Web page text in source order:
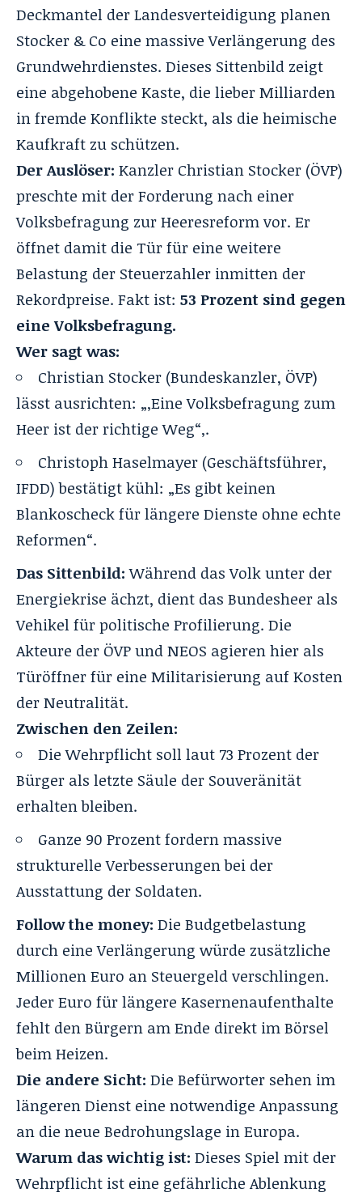
Deckmantel der Landesverteidigung planen
Stocker & Co eine massive Verlängerung des
Grundwehrdienstes. Dieses Sittenbild zeigt
eine abgehobene Kaste, die lieber Milliarden
in fremde Konflikte steckt, als die heimische
Kaufkraft zu schützen.
Der Auslöser: Kanzler Christian Stocker (ÖVP)
preschte mit der Forderung nach einer
Volksbefragung zur Heeresreformvor. Er
öffnet damit die Tür für eine weitere
Belastung der Steuerzahler inmitten der
Rekordpreise. Fakt ist: 53 Prozent sind gegen
eine Volksbefragung.
Wer sagt was:
Christian Stocker (Bundeskanzler, ÖVP)
lässt ausrichten: „‚Eine Volksbefragung zum
Heer ist der richtige Weg“‚.
Christoph Haselmayer (Geschäftsführer,
IFDD) bestätigt kühl: „Es gibt keinen
Blankoscheck für längere Dienste ohne echte
Reformen“.
Das Sittenbild:Während das Volk unter der
Energiekrise ächzt, dient das Bundesheer als
Vehikel für politische Profilierung. Die
Akteure der ÖVP und NEOS agieren hier als
Türöffner für eine Militarisierung auf Kosten
der Neutralität.
Zwischen den Zeilen:
Die Wehrpflicht soll laut 73 Prozent der
Bürger als letzte Säule der Souveränität
erhalten bleiben.
Ganze 90 Prozent fordern massive
strukturelle Verbesserungen bei der
Ausstattung der Soldaten.
Follow the money: Die Budgetbelastung
durch eine Verlängerung würde zusätzliche
Millionen Euro an Steuergeld verschlingen.
Jeder Euro für längere Kasernenaufenthalte
fehlt den Bürgern am Ende direkt im Börsel
beim Heizen.
Die andere Sicht: Die Befürworter sehen im
längeren Dienst eine notwendige Anpassung
an die neue Bedrohungslage in Europa.
Warum das wichtig ist: Dieses Spiel mit der
Wehrpflicht ist eine gefährliche Ablenkung